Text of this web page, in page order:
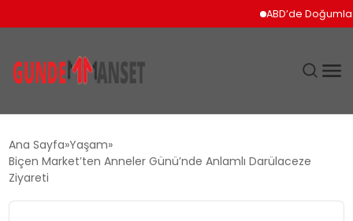
ABD’de Doğumla
DÜNYA
Ana Sayfa Yaşam
Biçen Market’ten Anneler Günü’nde Anlamlı Darülaceze
Ziyareti